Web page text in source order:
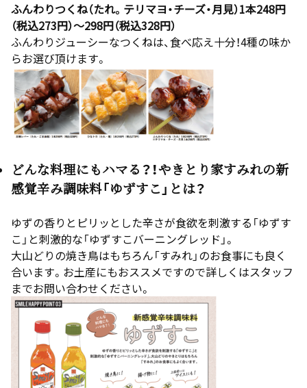
ふんわりつくね（たれ。テリマヨ・チーズ・月見）1本248円
（税込273円）～298円（税込328円）
ふんわりジューシーなつくねは、食べ応え十分！4種の味か
らお選び頂けます。
どんな料理にもハマる？！やきとり家すみれの新
感覚辛み調味料「ゆずすこ」とは？
ゆずの香りとピリッとした辛さが食欲を刺激する「ゆずす
こ」と刺激的な「ゆずすこバーニングレッド」。
大山どりの焼き鳥はもちろん「すみれ」のお食事にも良く
合います。お土産にもおススメですので詳しくはスタッフ
までお問い合わせください。